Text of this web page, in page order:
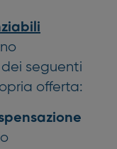
seguenti
offerta: